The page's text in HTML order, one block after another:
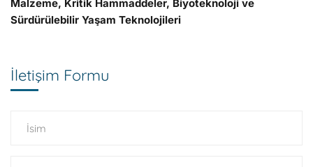
Malzeme, Kritik Hammaddeler, Biyoteknoloji ve
Sürdürülebilir Yaşam Teknolojileri
İletişim Formu